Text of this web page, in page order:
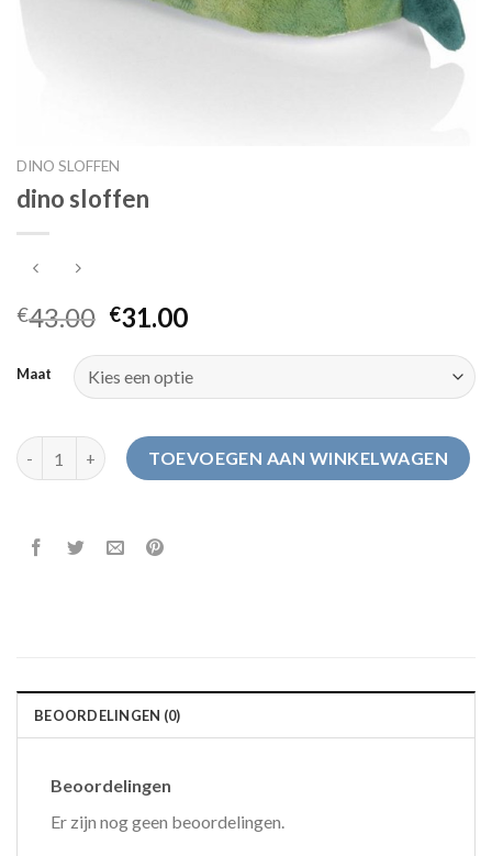
DINO SLOFFEN
dino sloffen
€43.00 €31.00
Maat
dino sloffen aantalTOEVOEGEN AAN WINKELWAGEN
BEOORDELINGEN (0)
Beoordelingen
Er zijn nog geen beoordelingen.